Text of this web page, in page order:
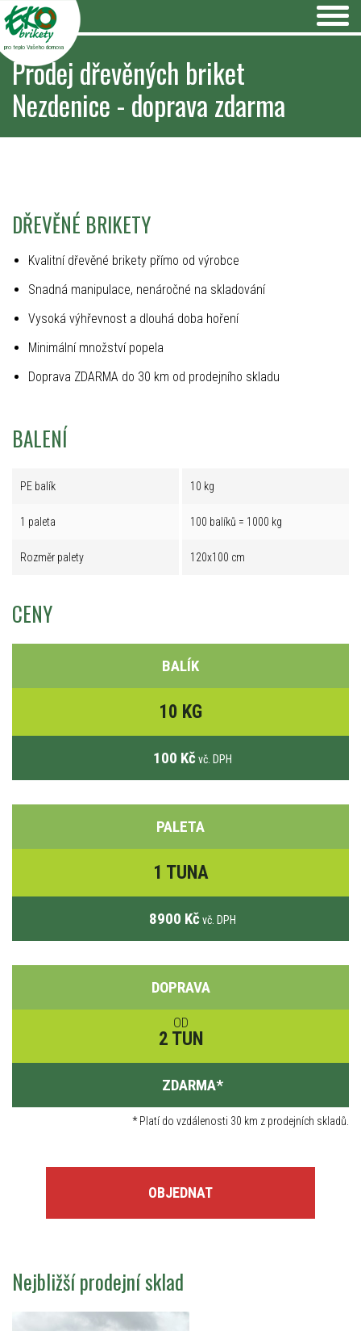
pro teplo Vašeho domova
Prodej dřevěných briket
Nezdenice - doprava zdarma
DŘEVĚNÉ BRIKETY
Kvalitní dřevěné brikety přímo od výrobce
Snadná manipulace, nenáročné na skladování
Vysoká výhřevnost a dlouhá doba hoření
Minimální množství popela
Doprava ZDARMA do 30 km od prodejního skladu
BALENÍ
PE balík 10 kg
1 paleta 100 balíků = 1000 kg
Rozměr palety 120x100 cm
CENY
BALÍK
10 KG
100 Kč vč. DPH
PALETA
1 TUNA
8900 Kč vč. DPH
DOPRAVA
OD
2 TUN
ZDARMA*
*Platí do vzdálenosti 30 km z prodejních skladů.
OBJEDNAT
Nejbližší prodejní sklad